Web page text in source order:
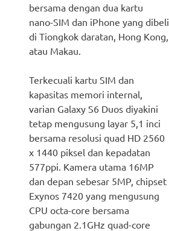
bersama dengan dua kartu
nano-SIM dan iPhone yang dibeli
di Tiongkok daratan, Hong Kong,
atau Makau.
Terkecuali kartu SIM dan
kapasitas memori internal,
varian Galaxy S6 Duos diyakini
tetap mengusung layar 5,1 inci
bersama resolusi quad HD 2560
x 1440 piksel dan kepadatan
577ppi. Kamera utama 16MP
dan depan sebesar 5MP, chipset
Exynos 7420 yang mengusung
CPU octa-core bersama
gabungan 2.1GHz quad-core